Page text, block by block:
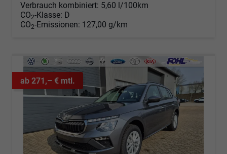
Verbrauch kombiniert: 5,60 l/100km
CO2-Klasse: D
CO2-Emissionen: 127,00 g/km
ab 271,– € mtl.